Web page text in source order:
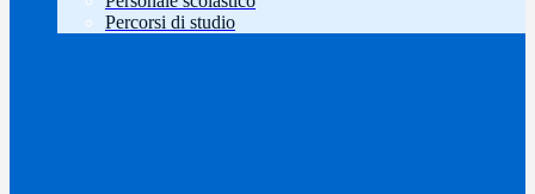
Percorsi di studio